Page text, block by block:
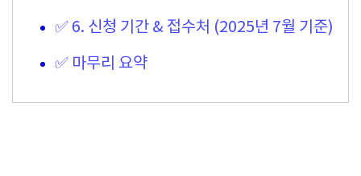
✅ 6. 신청 기간 & 접수처 (2025년 7월 기준)
✅ 마무리 요약